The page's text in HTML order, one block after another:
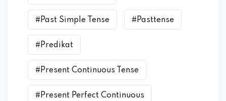
#Past Simple Tense #Pasttense
#Predikat
#Present Continuous Tense
#Present Perfect Continuous